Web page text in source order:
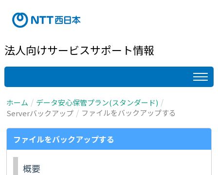
法人向けサービスサポート情報
ホーム
データ安心保管プラン(スタンダード)
Serverバックアップ
ファイルをバックアップする
ファイルをバックアップする
概要